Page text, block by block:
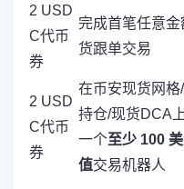
2 USD
C代币
券
完成首笔任意金
货跟单交易
2 USD
C代币
券
在币安现货网格
持仓/现货DCA
一个至少 100
值交易机器人